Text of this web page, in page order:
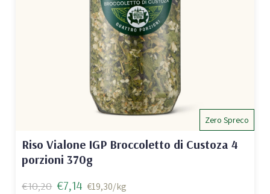
Zero Spreco
Riso Vialone IGP Broccoletto di Custoza 4
porzioni 370g
€10,20 €7,14 €19,30/kg